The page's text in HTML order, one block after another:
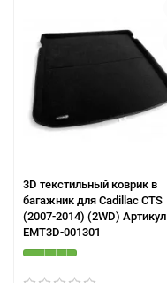
3D текстильный коврик в
багажник для Cadillac CTS
(2007-2014) (2WD) Артикул
EMT3D-001301